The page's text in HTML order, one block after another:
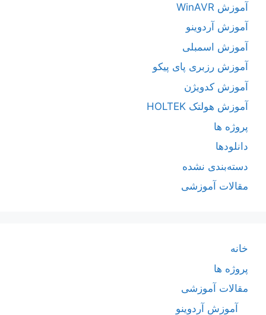
آموزش WinAVR
آموزش آردوینو
آموزش اسمبلی
آموزش رزبری پای پیکو
آموزش کدویژن
آموزش هولتک HOLTEK
پروژه ها
دانلودها
دسته‌بندی نشده
مقالات آموزشی
خانه
پروژه ها
مقالات آموزشی
آموزش آردوینو